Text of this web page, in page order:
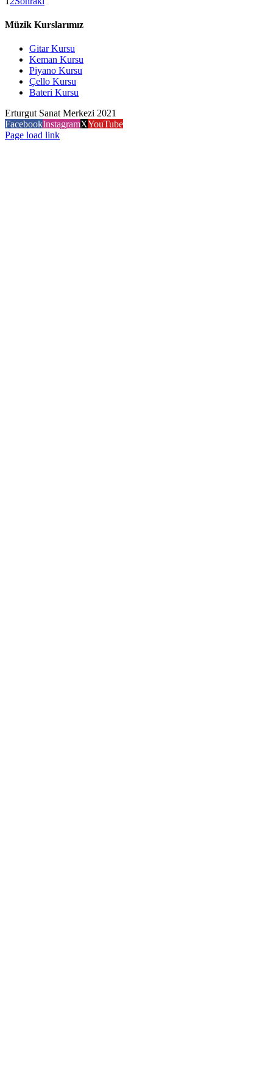
Müzik Kurslarımız
Gitar Kursu
Keman Kursu
Piyano Kursu
Çello Kursu
Bateri Kursu
Erturgut Sanat Merkezi 2021
FacebookInstagramXYouTube
Page load link